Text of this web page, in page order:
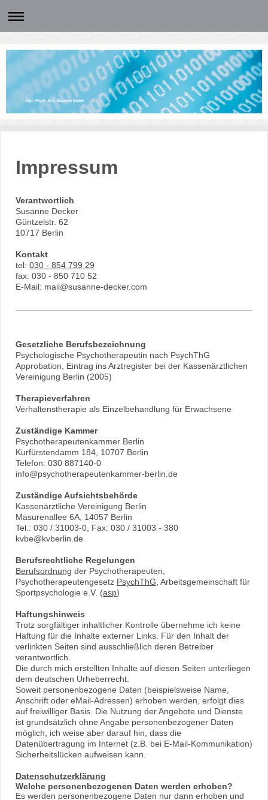
Dipl.-Psych. M.A. Susanne Decker
Impressum
Verantwortlich
Susanne Decker
Güntzelstr. 62
10717 Berlin
Kontakt
tel: 030 - 854 799 29
fax: 030 - 850 710 52
E-Mail: mail@susanne-decker.com
Gesetzliche Berufsbezeichnung
Psychologische Psychotherapeutin nach PsychThG
Approbation, Eintrag ins Arztregister bei der Kassenärztlichen
Vereinigung Berlin (2005)
Therapieverfahren
Verhaltenstherapie als Einzelbehandlung für Erwachsene
Zuständige Kammer
Psychotherapeutenkammer Berlin
Kurfürstendamm 184, 10707 Berlin
Telefon: 030 887140-0
info@psychotherapeutenkammer-berlin.de
Zuständige Aufsichtsbehörde
Kassenärztliche Vereinigung Berlin
Masurenallee 6A, 14057 Berlin
Tel.: 030 / 31003-0, Fax: 030 / 31003 - 380
kvbe@kvberlin.de
Berufsrechtliche Regelungen
Berufsordnung der Psychotherapeuten,
Psychotherapeutengesetz PsychThG , Arbeitsgemeinschaft für
Sportpsychologie e.V. (asp)
Haftungshinweis
Trotz sorgfältiger inhaltlicher Kontrolle übernehme ich keine
Haftung für die Inhalte externer Links. Für den Inhalt der
verlinkten Seiten sind ausschließlich deren Betreiber
verantwortlich.
Die durch mich erstellten Inhalte auf diesen Seiten unterliegen
dem deutschen Urheberrecht.
Soweit personenbezogene Daten (beispielsweise Name,
Anschrift oder eMail-Adressen) erhoben werden, erfolgt dies
auf freiwilliger Basis. Die Nutzung der Angebote und Dienste
ist grundsätzlich ohne Angabe personenbezogener Daten
möglich, ich weise aber darauf hin, dass die
Datenübertragung im Internet (z.B. bei E-Mail-Kommunikation)
Sicherheitslücken aufweisen kann.
Datenschutzerklärung
Welche personenbezogenen Daten werden erhoben?
Es werden personenbezogene Daten nur dann erhoben und